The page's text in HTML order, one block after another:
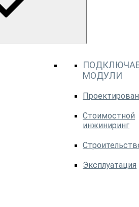
МОДУЛИ
Стоимостной
инжиниринг
Эксплуатация